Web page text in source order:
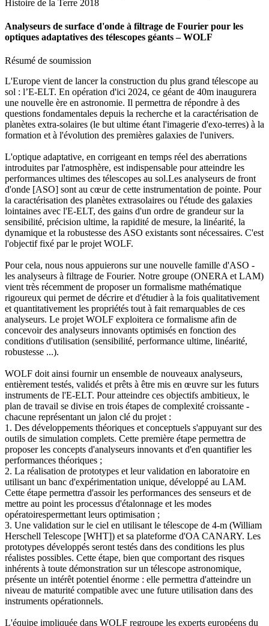
Histoire de la Terre 2018
Analyseurs de surface d'onde à filtrage de Fourier pour les
optiques adaptatives des télescopes géants – WOLF
Résumé de soumission
L'Europe vient de lancer la construction du plus grand télescope au
sol : l’E-ELT. En opération d'ici 2024, ce géant de 40m inaugurera
une nouvelle ère en astronomie. Il permettra de répondre à des
questions fondamentales depuis la recherche et la caractérisation de
planètes extra-solaires (le but ultime étant l'imagerie d'exo-terres) à la
formation et à l'évolution des premières galaxies de l'univers.
L'optique adaptative, en corrigeant en temps réel des aberrations
introduites par l'atmosphère, est indispensable pour atteindre les
performances ultimes des télescopes au sol.Les analyseurs de front
d'onde [ASO] sont au cœur de cette instrumentation de pointe. Pour
la caractérisation des planètes extrasolaires ou l'étude des galaxies
lointaines avec l'E-ELT, des gains d'un ordre de grandeur sur la
sensibilité, précision ultime, la rapidité de mesure, la linéarité, la
dynamique et la robustesse des ASO existants sont nécessaires. C'est
l'objectif fixé par le projet WOLF.
Pour cela, nous nous appuierons sur une nouvelle famille d'ASO -
les analyseurs à filtrage de Fourier. Notre groupe (ONERA et LAM)
vient très récemment de proposer un formalisme mathématique
rigoureux qui permet de décrire et d'étudier à la fois qualitativement
et quantitativement les propriétés tout à fait remarquables de ces
analyseurs. Le projet WOLF exploitera ce formalisme afin de
concevoir des analyseurs innovants optimisés en fonction des
conditions d'utilisation (sensibilité, performance ultime, linéarité,
robustesse ...).
WOLF doit ainsi fournir un ensemble de nouveaux analyseurs,
entièrement testés, validés et prêts à être mis en œuvre sur les futurs
instruments de l'E-ELT. Pour atteindre ces objectifs ambitieux, le
plan de travail se divise en trois étapes de complexité croissante -
chacune représentant un jalon clé du projet :
1. Des développements théoriques et conceptuels s'appuyant sur des
outils de simulation complets. Cette première étape permettra de
proposer les concepts d'analyseurs innovants et d'en quantifier les
performances théoriques ;
2. La réalisation de prototypes et leur validation en laboratoire en
utilisant un banc d'expérimentation unique, développé au LAM.
Cette étape permettra d'assoir les performances des senseurs et de
mettre au point les processus d'étalonnage et les modes
opératoirespermettant leurs optimisation ;
3. Une validation sur le ciel en utilisant le télescope de 4-m (William
Herschell Telescope [WHT]) et sa plateforme d'OA CANARY. Les
prototypes développés seront testés dans des conditions les plus
réalistes possibles. Cette étape, bien que comportant des risques
inhérents à toute démonstration sur un télescope astronomique,
présente un intérêt potentiel énorme : elle permettra d'atteindre un
niveau de maturité compatible avec une future utilisation dans des
instruments opérationnels.
L'équipe impliquée dans WOLF regroupe les experts européens du